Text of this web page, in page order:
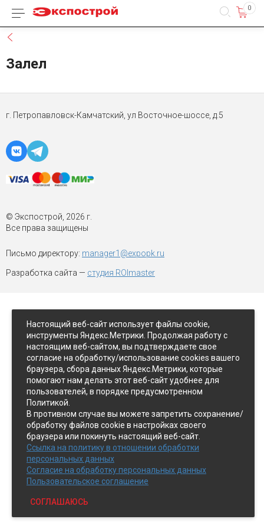
Каталог товаров 0
Залел
г. Петропавловск-Камчатский, ул Восточное-шоссе, д.5
© Экспострой, 2026 г.
Все права защищены
Письмо директору: manager1@expopk.ru
Разработка сайта — студия ROImaster
Настоящий веб-сайт использует файлы cookie,
инструменты Яндекс.Метрики. Продолжая работу с
настоящим веб-сайтом, вы подтверждаете свое
согласие на обработку/использование cookies вашего
браузера, сбора данных Яндекс.Метрики, которые
помогают нам делать этот веб-сайт удобнее для
пользователей, в порядке предусмотренном
Политикой.
В противном случае вы можете запретить сохранение/
обработку файлов cookie в настройках своего
браузера или покинуть настоящий веб-сайт.
Ссылка на политику в отношении обработки
персональных данных
Согласие на обработку персональных данных
Пользовательское соглашение
СОГЛАШАЮСЬ